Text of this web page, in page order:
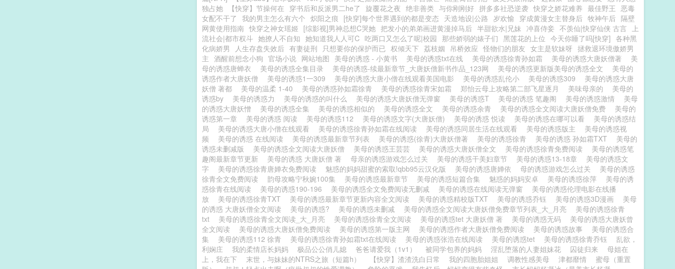
独占她
【快穿】节操何在 穿书后和反派男二he了 旋覆花之夜 绝非善类 与你刚刚好 拼多多社恐逆袭 快穿之娇花难养 最佳野王 恶毒
女配不干了 我的男主怎么有六个 炽阳之痕 [快穿]每个世界遇到的都是变态 天造地设|公路 岁欢愉 穿成黄漫女主替身后 牧神午后 隔壁
网黄使用指南 快穿之神女瑶姬 [综影视]男神总想C哭她 把发小的弟弟画进黄漫掉马后 半甜欲水|兄妹 冲喜侍妾 不羡仙|快穿仙侠 古言
上
流社会|都市权斗 她撩人不自知 她知道我人人可C 吃两口又怎么了呢|校园 那些娇弱的婊子们 黑莲花的上位 今天你睡了吗[快穿] 各种黑
化病娇男
人生存盘失效后 有妻徒刑 只想要你的保护而已 权倾天下 荔枝姻 吊桥效应 怪物们的朋友 女主是软妹呀 拯救退环境傲娇男
主 酒醒前想念小狗 官场小说 网站地图 美母的诱惑 - 小黄书 美母的诱惑txt在线 美母的诱惑徐青孙如霜 美母的诱惑大唐妖僧著
美
母的诱惑唐蝉衣
美母的诱惑全集目录 美母的诱惑-续最新章节_大唐妖僧新书作品_123网 美母的诱惑更新版美母的诱惑全文
美母的
诱惑作者大唐妖僧
美母的诱惑1一309 美母的诱惑大唐小僧在线观看美国电影 美母的诱惑乱伦小 美母的诱惑309
美母的诱惑大唐
妖僧 著都
美母的温柔 1-40 美母的诱惑孙如霜徐青 美母的诱惑徐青宋如霜 郑怡云母上攻略第二部飞星逐月 美味母亲的
美母的
诱惑by
美母的诱惑力 美母的诱惑的叫什么 美母的诱惑大唐妖僧无弹窗 美母的诱惑T 美母的诱惑 笔趣阁 美母的诱惑激情
美母
的诱惑大唐妖憎
美母的诱惑全集 美母的诱惑相似的 美母的诱惑全文 美母的诱惑余青 美母的诱惑全文阅读大唐妖僧免费
美母的
诱惑第一章
美母的诱惑 阅读 美母的诱惑112 美母的诱惑文字(大唐妖僧) 美母的诱惑 悦读 美母的诱惑在哪可以看
美母的诱惑结
局
美母的诱惑大唐小僧在线观看 美母的诱惑徐青孙如霜在线阅读 美母的诱惑同居生活在线观看 美母的诱惑版主
美母的诱惑视
频
美母的诱惑 在线阅读 美母的诱惑最新章节列表 美母的诱惑(徐青)大唐妖僧著 美母的诱惑徐青 美母的诱惑 孙如霜TXT
美母的
诱惑未删减版
美母的诱惑全文阅读大唐妖僧 美母的诱惑王芸芸 美母的诱惑大唐妖僧全文 美母的诱惑徐青免费阅读
美母的诱惑笔
趣阁最新章节更新
美母的诱惑 大唐妖僧 著 母亲的诱惑游戏怎么过关 美母的诱惑干美妇章节 美母的诱惑13-18章
美母的诱惑文
字
美母的诱惑徐青唐婵衣免费阅读 魅惑的妈妈甜蜜的索取!qbb95云汉化版 美母的诱惑唐婵依 母的诱惑游戏怎么过关
美母的诱惑
徐青全文免费阅读
韵母攻略宁秋婉100集 美母的诱惑最新章节 美母的诱惑短篇合集 魅惑的妈妈安卓 美母的诱惑徐萍
美母的诱
惑徐青在线阅读
美母的诱惑190-196 美母的诱惑全文免费阅读无删减 美母的诱惑在线阅读无弹窗
美母的诱惑伦理电影在线播
放
美母的诱惑徐青TXT 美母的诱惑最新章节更新内容全文阅读 美母的诱惑精校版TXT 美母的诱惑乔钰 美母的诱惑3D漫画
美母
的诱惑 大唐妖僧全文阅读
美母的诱惑? 美母的诱惑未删减 美母的诱惑全文阅读大唐妖僧免费章节列表_大_月亮
美母的诱惑徐青
txt
美母的诱惑徐青全文阅读_大_月亮 美母的诱惑徐青全文阅读 美母的诱惑tet 大唐妖僧 著 美母的诱惑无码
美母的诱惑大唐妖曾
全文阅读
美母的诱惑大唐妖僧免费阅读 美母的诱惑第一版主网 美母的诱惑作者大唐妖僧免费阅读 美母的诱惑故事
美母的诱惑合
集
美母的诱惑112 徐青 美母的诱惑徐青孙如霜txt在线阅读 美母的诱惑张浩在线阅读 美母的诱惑tet 美母的诱惑徐青乔钰
乱欲，
利娴庄
我的柔情店长妈妈 极品公公俏儿媳 爸爸请爱我（1v1） 被同学包养的妈妈 淫乱堕落的人妻姐妹花 囚徒归来
母姐在
上，我在下
末世，与妹妹的NTRS之旅（短篇h） 【快穿】渣渣洗白日常 我的四胞胎姐姐 调教性感美母 津都靡情
蜜母（重置